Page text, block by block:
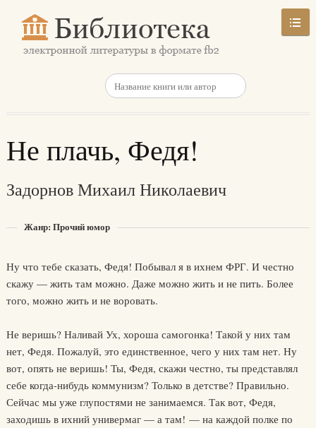
Не плачь, Федя!
Задорнов Михаил Николаевич
Жанр: Прочий юмор
Ну что тебе сказать, Федя! Побывал я в ихнем ФРГ. И честно
скажу — жить там можно. Даже можно жить и не пить. Более
того, можно жить и не воровать.
Не веришь? Наливай Ух, хороша самогонка! Такой у них там
нет, Федя. Пожалуй, это единственное, чего у них там нет. Ну
вот, опять не веришь! Ты, Федя, скажи честно, ты представлял
себе когда-нибудь коммунизм? Только в детстве? Правильно.
Сейчас мы уже глупостями не занимаемся. Так вот, Федя,
заходишь в ихний универмаг — а там! — на каждой полке по